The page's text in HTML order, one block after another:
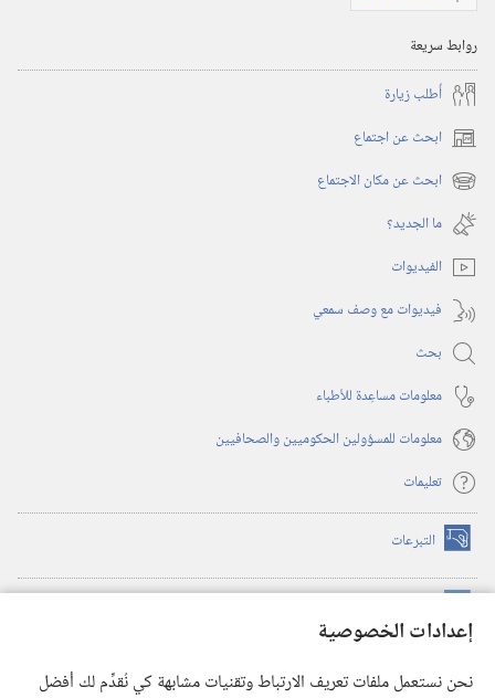
إعدادات الخصوصية
نحن نستعمل ملفات تعريف الارتباط وتقنيات مشابهة كي نُقدِّم لك أفضل
‎٢٠٠٦
روابط سريعة
أُطلب زيارة
ابحث عن اجتماع (يفتح
نافذة ابحث عن مكان الاجتماع (يفتح
نافذة
جديدة)
ما الجديد؟‏
الفيديوات
فيديوات مع وصف سمعي
بحث
معلومات مساعِدة للأطباء
معلومات للمسؤولين الحكوميين والصحافيين
تعليمات
التبرعات (يفتح
نافذة
(يفتح
نافذة
(يفتح